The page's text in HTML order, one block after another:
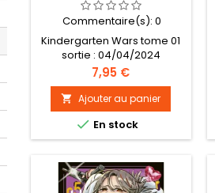
Commentaire(s): 0
Kindergarten Wars tome 01
sortie : 04/04/2024
Prix
7,95 €
 Ajouter au panier
 En stock